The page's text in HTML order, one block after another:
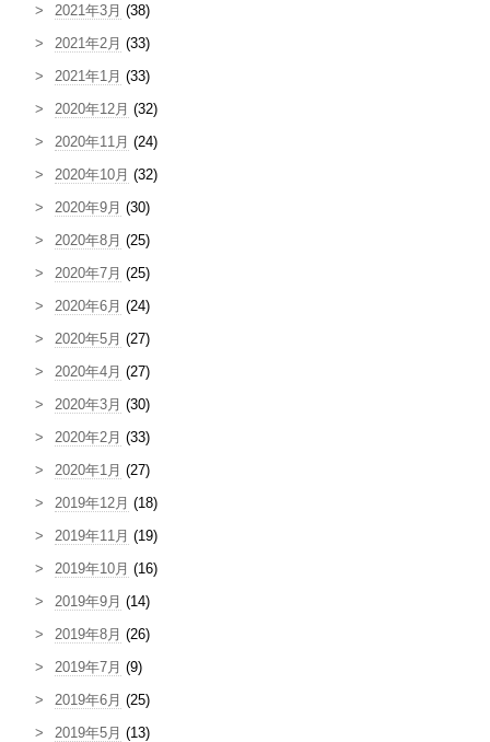
2021年3月 (38)
2021年2月 (33)
2021年1月 (33)
2020年12月 (32)
2020年11月 (24)
2020年10月 (32)
2020年9月 (30)
2020年8月 (25)
2020年7月 (25)
2020年6月 (24)
2020年5月 (27)
2020年4月 (27)
2020年3月 (30)
2020年2月 (33)
2020年1月 (27)
2019年12月 (18)
2019年11月 (19)
2019年10月 (16)
2019年9月 (14)
2019年8月 (26)
2019年7月 (9)
2019年6月 (25)
2019年5月 (13)